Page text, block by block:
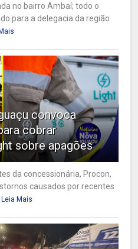
no bairro Ambaí; todo o
para a delegacia da região
convoca
cobrar
sobre apagões
da concessionária, Procon,
causados por recentes
Leia Mais